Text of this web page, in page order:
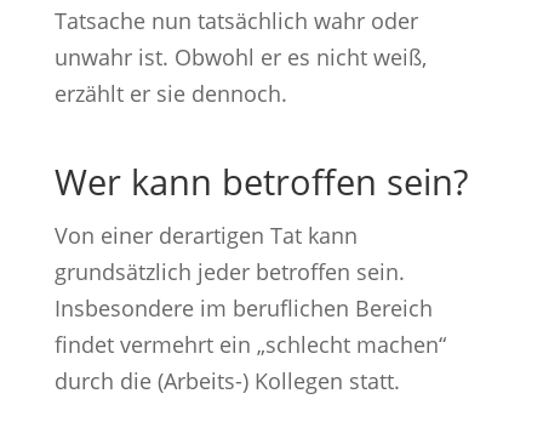
Tatsache nun tatsächlich wahr oder
unwahr ist. Obwohl er es nicht weiß,
erzählt er sie dennoch.
Wer kann betroffen sein?
Von einer derartigen Tat kann
grundsätzlich jeder betroffen sein.
Insbesondere im beruflichen Bereich
findet vermehrt ein „schlecht machen“
durch die (Arbeits-) Kollegen statt.